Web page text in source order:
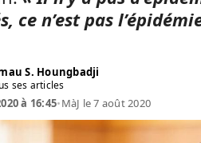
ce n’est pas
S. Houngbadji
ses articles
à 16:45•MàJ le 7 août 2020